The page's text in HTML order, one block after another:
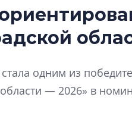
одним из
— 2026» в